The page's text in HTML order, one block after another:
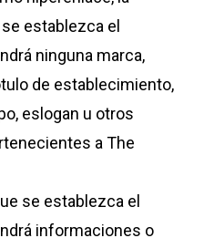
establezca el
ninguna marca,
de establecimiento,
eslogan u otros
a The
se establezca el
informaciones o